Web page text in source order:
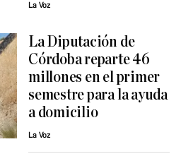
La Voz
La Diputación de
Córdoba reparte 46
millones en el primer
semestre para la ayuda
a domicilio
La Voz